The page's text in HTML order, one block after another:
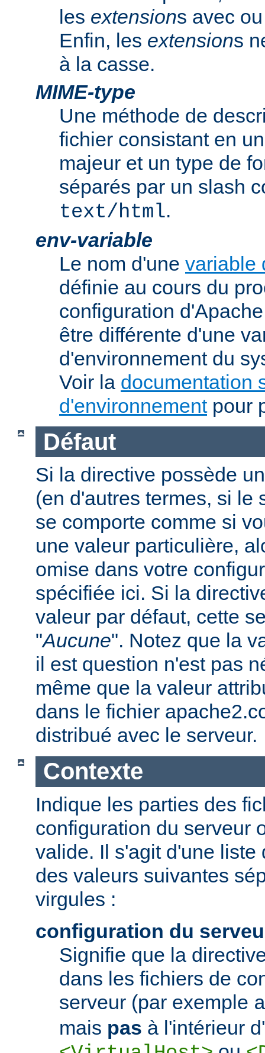
les extensions avec
Enfin, les extensions
à la casse.
MIME-type
Une méthode de
fichier consistant en
majeur et un type de
séparés par un slash
text/html.
env-variable
Le nom d'une variable
définie au cours du
configuration
être différente d'une
d'environnement du
Voir la documentation
d'environnementpour
Défaut
Si la directive possède
(en d'autres termes, si le
se comporte comme si
une valeur particulière,
omise dans votre
spécifiée ici. Si la
valeur par défaut, cette
"Aucune". Notez que la
il est question n'est pas
même que la valeur
dans le fichier
distribué avec le serveur.
Contexte
Indique les parties des
configuration du serveur
valide. Il s'agit d'une liste
des valeurs suivantes
virgules :
configuration du
Signifie que la
dans les fichiers de
serveur (par exemple
mais pas à l'intérieur